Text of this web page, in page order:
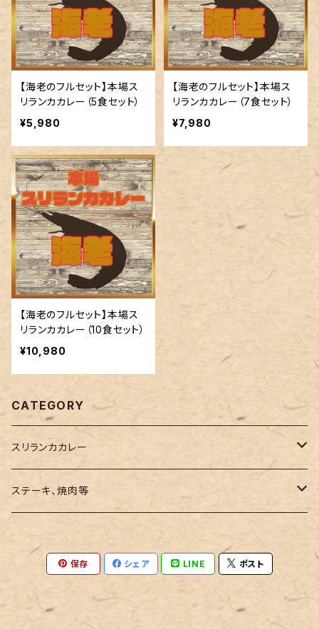
【海老のフルセット】本場ス
リランカカレー（5食セット）
¥5,980
【海老のフルセット】本場ス
リランカカレー（7食セット）
¥7,980
【海老のフルセット】本場ス
リランカカレー（10食セット）
¥10,980
CATEGORY
スリランカカレー
ポークカレー
５食セット
７食セット
3食セット
5食セット
海老カレー
ステーキ、焼肉等
２枚セット
４枚セット
業務用牛たんスライス
熊本県産 あかうし ランプステーキ
保存 シェア LINE ポスト